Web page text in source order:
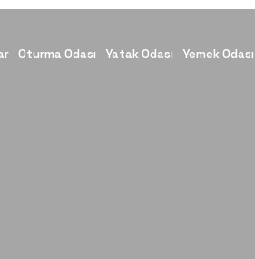
Oturma Odası Yatak Odası Yemek Odası